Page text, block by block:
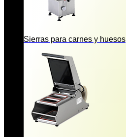
Sierras para carnes y huesos